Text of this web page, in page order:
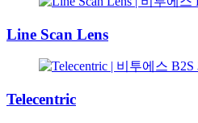
Line Scan Lens
Telecentric